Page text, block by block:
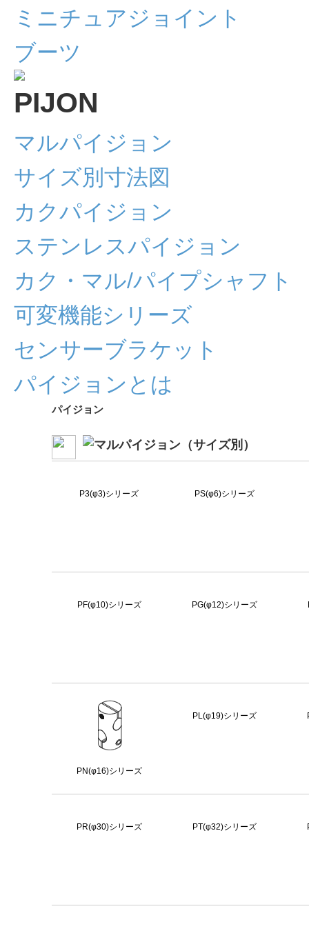
ミニチュアジョイント
ブーツ
マルパイジョン
サイズ別寸法図
カクパイジョン
ステンレスパイジョン
カク・マル/パイプシャフト
可変機能シリーズ
センサーブラケット
パイジョンとは
パイジョン
P3(φ3)シリーズ PS(φ6)シリーズ
PF(φ10)シリーズ PG(φ12)シリーズ
PN(φ16)シリーズ
PL(φ19)シリーズ
PR(φ30)シリーズ PT(φ32)シリーズ